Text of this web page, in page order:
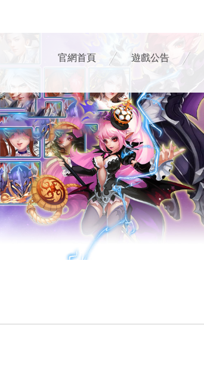
官網首頁 遊戲公告